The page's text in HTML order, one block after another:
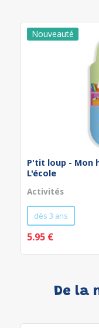
P'tit loup - Mon
L'école
Activités
dès 3 ans
5.95 €
De la